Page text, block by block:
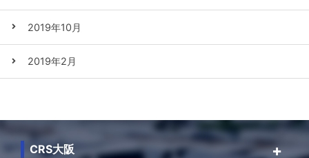
2019年10月
2019年2月
CRS大阪